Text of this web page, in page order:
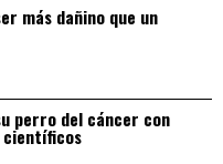
más dañino que un
perro del cáncer con
científicos